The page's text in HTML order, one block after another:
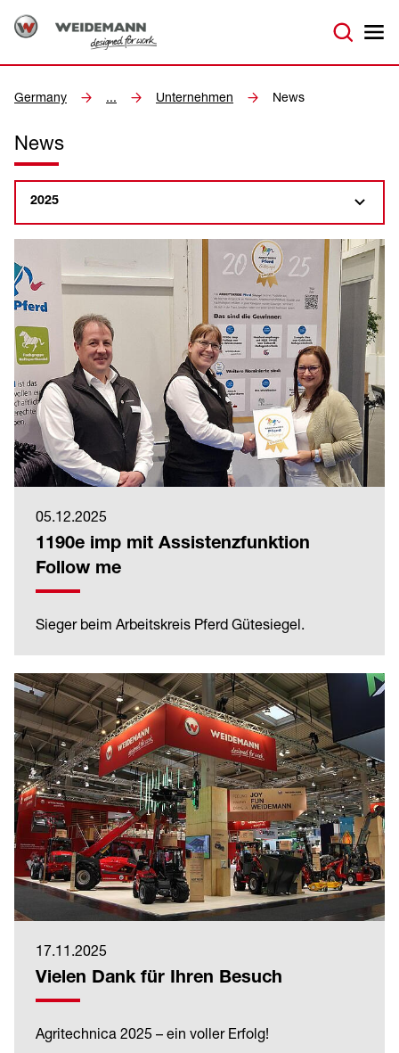
Germany ... Unternehmen News
News
2025
05.12.2025
1190e imp mit Assistenzfunktion
Follow me
Sieger beim Arbeitskreis Pferd Gütesiegel.
17.11.2025
Vielen Dank für Ihren Besuch
Agritechnica 2025 – ein voller Erfolg!